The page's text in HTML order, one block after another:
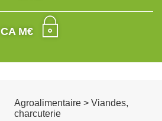
CA M€
Agroalimentaire > Viandes,
charcuterie